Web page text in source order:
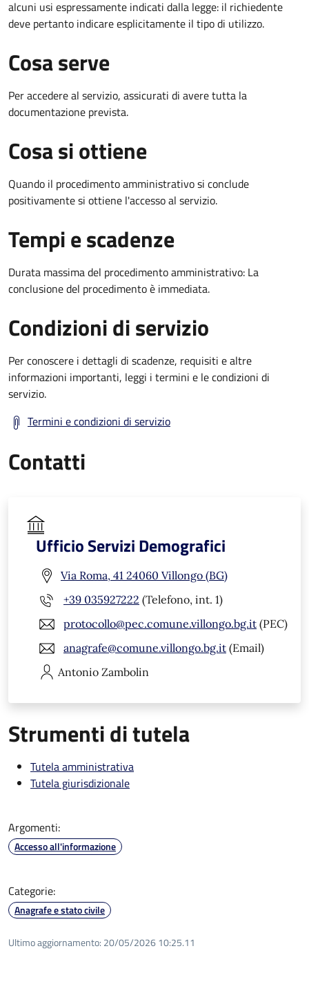
alcuni usi espressamente indicati dalla legge: il richiedente
deve pertanto indicare esplicitamente il tipo di utilizzo.
Cosa serve
Per accedere al servizio, assicurati di avere tutta la
documentazione prevista.
Cosa si ottiene
Quando il procedimento amministrativo si conclude
positivamente si ottiene l'accesso al servizio.
Tempi e scadenze
Durata massima del procedimento amministrativo: La
conclusione del procedimento è immediata.
Condizioni di servizio
Per conoscere i dettagli di scadenze, requisiti e altre
informazioni importanti, leggi i termini e le condizioni di
servizio.
Termini e condizioni di servizio
Contatti
Ufficio Servizi Demografici
Via Roma, 41 24060 Villongo (BG)
+39 035927222 (Telefono, int. 1)
protocollo@pec.comune.villongo.bg.it (PEC)
anagrafe@comune.villongo.bg.it (Email)
Antonio Zambolin
Strumenti di tutela
Tutela amministrativa
Tutela giurisdizionale
Argomenti:
Accesso all'informazione
Categorie:
Anagrafe e stato civile
Ultimo aggiornamento: 20/05/2026 10:25.11